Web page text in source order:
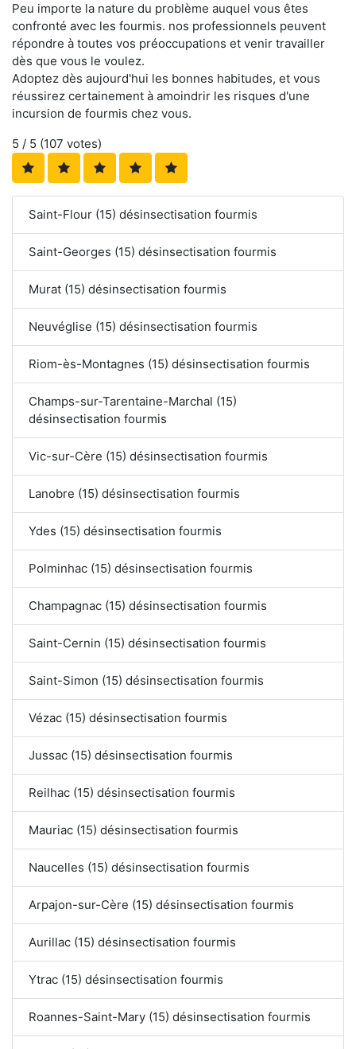
Peu importe la nature du problème auquel vous êtes
confronté avec les fourmis. nos professionnels peuvent
répondre à toutes vos préoccupations et venir travailler
dès que vous le voulez.
Adoptez dès aujourd'hui les bonnes habitudes, et vous
réussirez certainement à amoindrir les risques d'une
incursion de fourmis chez vous.
5 / 5 (107 votes)
Saint-Flour (15) désinsectisation fourmis
Saint-Georges (15) désinsectisation fourmis
Murat (15) désinsectisation fourmis
Neuvéglise (15) désinsectisation fourmis
Riom-ès-Montagnes (15) désinsectisation fourmis
Champs-sur-Tarentaine-Marchal (15)
désinsectisation fourmis
Vic-sur-Cère (15) désinsectisation fourmis
Lanobre (15) désinsectisation fourmis
Ydes (15) désinsectisation fourmis
Polminhac (15) désinsectisation fourmis
Champagnac (15) désinsectisation fourmis
Saint-Cernin (15) désinsectisation fourmis
Saint-Simon (15) désinsectisation fourmis
Vézac (15) désinsectisation fourmis
Jussac (15) désinsectisation fourmis
Reilhac (15) désinsectisation fourmis
Mauriac (15) désinsectisation fourmis
Naucelles (15) désinsectisation fourmis
Arpajon-sur-Cère (15) désinsectisation fourmis
Aurillac (15) désinsectisation fourmis
Ytrac (15) désinsectisation fourmis
Roannes-Saint-Mary (15) désinsectisation fourmis